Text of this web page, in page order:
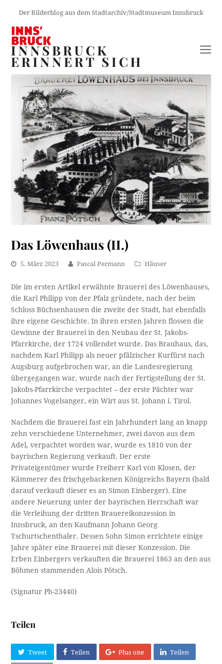
Der Bilderblog aus dem Stadtarchiv/Stadtmuseum Innsbruck
INNSBRUCK
ERINNERT SICH
Das Löwenhaus (II.)
5. März 2023 Pascal Permann Häuser
Die im ersten Artikel erwähnte Brauerei des Löwenhauses,
die Karl Philipp von der Pfalz gründete, nach der beim
Schloss Büchsenhausen die zweite der Stadt, hat ebenfalls
ihre eigene Geschichte. In ihren ersten Jahren flossen die
Gewinne der Brauerei in den Neubau der St. Jakobs-
Pfarrkirche, der 1724 vollendet wurde. Das Brauhaus, das,
nachdem Karl Philipp als neuer pfälzischer Kurfürst nach
Augsburg aufgebrochen war, an die Landesregierung
übergegangen war, wurde nach der Fertigstellung der St.
Jakobs-Pfarrkirche verpachtet – der erste Pächter war
Johannes Vogelsanger, ein Wirt aus St. Johann i. Tirol.
Nachdem die Brauerei fast ein Jahrhundert lang an knapp
zehn verschiedene Unternehmer, zwei davon aus dem
Adel, verpachtet worden war, wurde es 1810 von der
bayrischen Regierung verkauft. Der erste
Privateigentümer wurde Freiherr Karl von Klosen, der
Kämmerer des frischgebackenen Königreichs Bayern (bald
darauf verkauft dieser es an Simon Einberger). Eine
andere Neuerung unter der bayrischen Herrschaft war
die Verleihung der dritten Brauereikonzession in
Innsbruck, an den Kaufmann Johann Georg
Tschurtschenthaler. Dessen Sohn Simon errichtete einige
Jahre später eine Brauerei mit dieser Konzession. Die
Erben Einbergers verkauften die Brauerei 1863 an den aus
Böhmen stammenden Alois Pötsch.
(Signatur Ph-23440)
Teilen
Tweet Teilen Plus one Teilen